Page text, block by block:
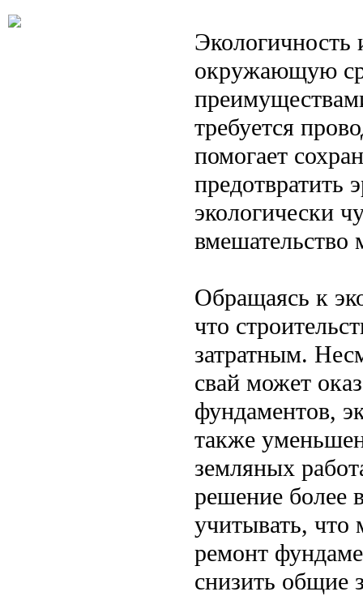
Экологичность
окружающую
требуется
помогает
предотвратить
экологически
вмешательство
Обращаясь к
что
затратным.
свай может
фундаментов,
также
земляных
решение более
учитывать, что
ремонт
снизить общие